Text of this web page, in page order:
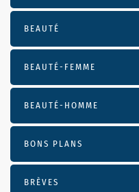
BEAUTÉ
BEAUTÉ-FEMME
BEAUTÉ-HOMME
BONS PLANS
BRÈVES